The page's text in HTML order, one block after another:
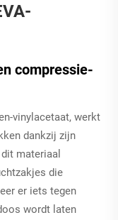
compressie-
vinylacetaat, werkt
dankzij zijn
materiaal
die
er iets tegen
wordt laten